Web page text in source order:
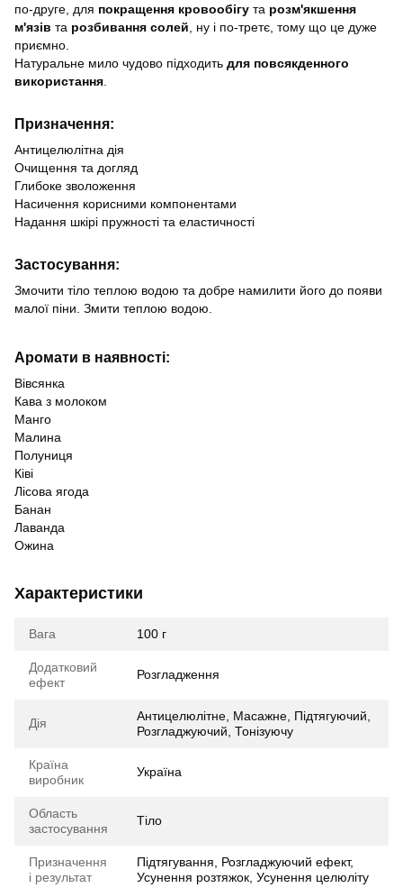
по-друге, для покращення кровообігу та розм'якшення
м'язів та розбивання солей , ну і по-третє, тому що це дуже
приємно.
Натуральне мило чудово підходить для повсякденного
використання
Призначення:
Антицелюлітна дія
Очищення та догляд
Глибоке зволоження
Насичення корисними компонентами
Надання шкірі пружності та еластичності
Застосування:
Змочити тіло теплою водою та добре намилити його до появи
малої піни. Змити теплою водою.
Аромати в наявності:
Вівсянка
Кава з молоком
Манго
Малина
Полуниця
Ківі
Лісова ягода
Банан
Лаванда
Ожина
Характеристики
Вага 100 г
Додатковий
ефект
Розгладження
Дія
Антицелюлітне, Масажне, Підтягуючий,
Розгладжуючий, Тонізуючу
Країна
виробник
Україна
Область
застосування
Тіло
Призначення
і результат
Підтягування, Розгладжуючий ефект,
Усунення розтяжок, Усунення целюліту